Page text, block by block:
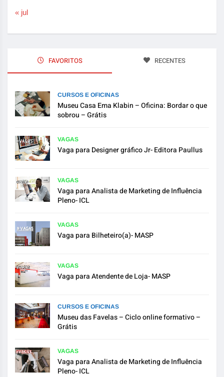
« jul
FAVORITOS RECENTES
CURSOS E OFICINAS
Museu Casa Ema Klabin – Oficina: Bordar o que
sobrou – Grátis
VAGAS
Vaga para Designer gráfico Jr- Editora Paullus
VAGAS
Vaga para Analista de Marketing de Influência
Pleno- ICL
VAGAS
Vaga para Bilheteiro(a)- MASP
VAGAS
Vaga para Atendente de Loja- MASP
CURSOS E OFICINAS
Museu das Favelas – Ciclo online formativo –
Grátis
VAGAS
Vaga para Analista de Marketing de Influência
Pleno- ICL